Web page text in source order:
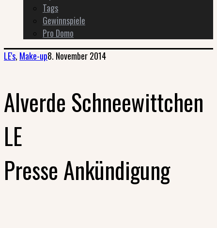
Tags
Gewinnspiele
Pro Domo
LE's, Make-up8. November 2014
Alverde Schneewittchen
LE
Presse Ankündigung